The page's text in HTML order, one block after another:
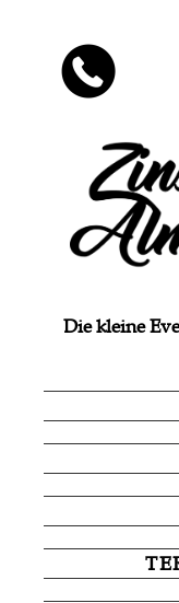
Die kleine